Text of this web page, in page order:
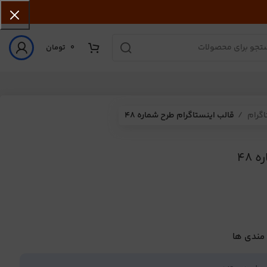
0 تومان
قالب اینستاگرام طرح شماره 48
مندی ها